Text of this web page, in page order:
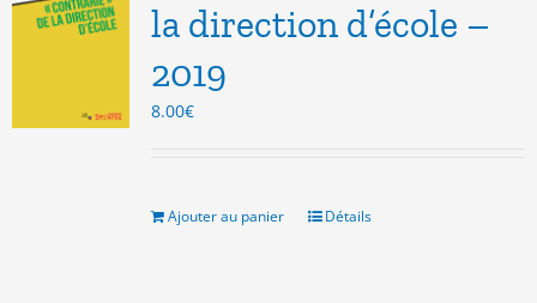
la direction d’école –
2019
8.00€
Ajouter au panier Détails